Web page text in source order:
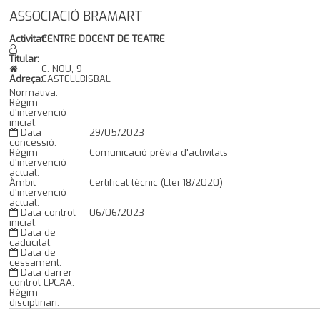
ASSOCIACIÓ BRAMART
Activitat:CENTRE DOCENT DE TEATRE
Titular:
Adreça:
C. NOU, 9
CASTELLBISBAL
Normativa:
Règim
d'intervenció
inicial:
Data
concessió:
29/05/2023
Règim
d'intervenció
actual:
Comunicació prèvia d'activitats
Àmbit
d'intervenció
actual:
Certificat tècnic (Llei 18/2020)
Data control
inicial:
06/06/2023
Data de
caducitat:
Data de
cessament:
Data darrer
control LPCAA:
Règim
disciplinari: